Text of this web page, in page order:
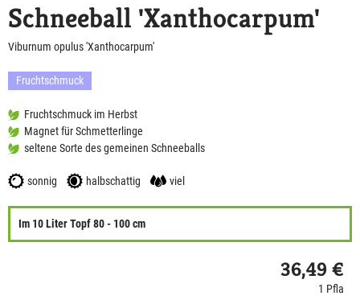
Schneeball 'Xanthocarpum'
Viburnum opulus 'Xanthocarpum'
Fruchtschmuck
Fruchtschmuck im Herbst
Magnet für Schmetterlinge
seltene Sorte des gemeinen Schneeballs
sonnig halbschattig viel
Im 10 Liter Topf 80 - 100 cm
36,49 €
1 Pfla